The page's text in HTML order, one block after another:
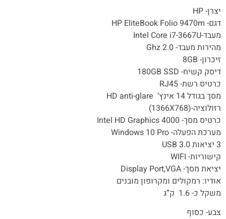
יצרן- HP
דגם- HP EliteBook Folio 9470m
מעבד-Intel Core i7-3667U
מהירות מעבד- 2.0 Ghz
זיכרון- 8GB
דיסק קשיח- 180GB SSD
כרטיס רשת- RJ45
מסך בגודל 14 אינץ’ HD anti-glare
רזולוציה-(1366X768)
כרטיס מסך- Intel HD Graphics 4000
מערכת הפעלה- Windows 10 Pro
3 יציאות USB 3.0
קישוריות- WIFI
יציאת מסך- Display Port,VGA
אודיו: רמקולים ומקרופון מובנים
משקל כ- 1.6 ק”ג
צבע- כסוף